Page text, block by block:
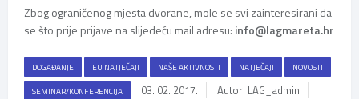
Zbog ograničenog mjesta dvorane, mole se svi zainteresirani da
se što prije prijave na slijedeću mail adresu: info@lagmareta.hr
DOGAĐANJE EU NATJEČAJI NAŠE AKTIVNOSTI NATJEČAJI
NOVOSTI
SEMINAR/KONFERENCIJA
03. 02. 2017. Autor: LAG_admin